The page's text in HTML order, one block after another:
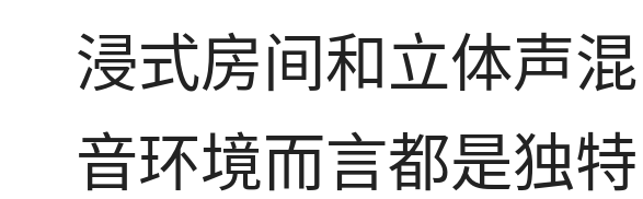
浸式房间和立体声混
音环境而言都是独特